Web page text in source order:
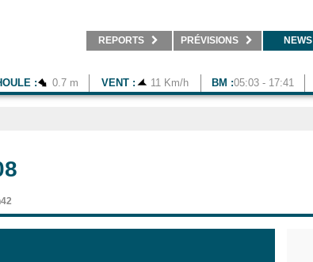
REPORTS PRÉVISIONS NEWS
: 0.7 m VENT : 11 Km/h BM :05:03 - 17:41